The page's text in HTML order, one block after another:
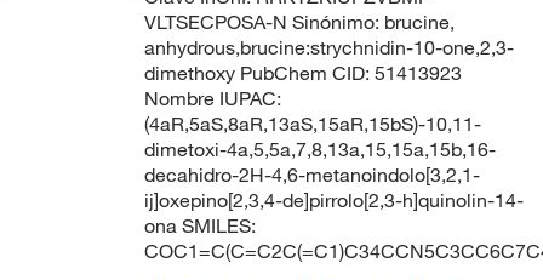
VLTSECPOSA-N Sinónimo: brucine,
anhydrous,brucine:strychnidin-10-one,2,3-
dimethoxy PubChem CID: 51413923
Nombre IUPAC:
(4aR,5aS,8aR,13aS,15aR,15bS)-10,11-
dimetoxi-4a,5,5a,7,8,13a,15,15a,15b,16-
decahidro-2H-4,6-metanoindolo[3,2,1-
ij]oxepino[2,3,4-de]pirrolo[2,3-h]quinolin-14-
ona SMILES: